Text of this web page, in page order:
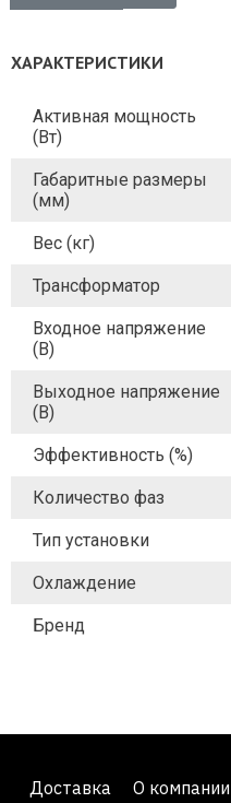
ХАРАКТЕРИСТИКИ
Активная мощность
(Вт)
Габаритные размеры
(мм)
Вес (кг)
Трансформатор
Входное напряжение
(В)
Выходное напряжение
(В)
Эффективность (%)
Количество фаз
Тип установки
Охлаждение
Бренд
Доставка О компании